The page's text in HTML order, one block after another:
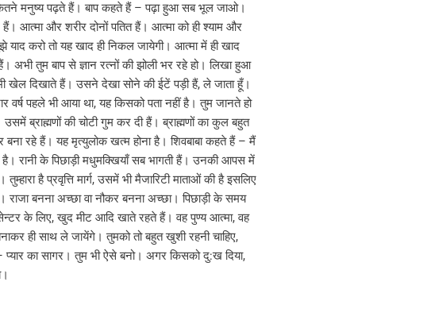
कितने मनुष्य पढ़ते हैं। बाप कहते हैं – पढ़ा हुआ सब भूल जाओ।
आत्मा और शरीर दोनों पतित हैं। आत्मा को ही श्याम और
याद करो तो यह खाद ही निकल जायेगी। आत्मा में ही खाद
अभी तुम बाप से ज्ञान रत्नों की झोली भर रहे हो। लिखा हुआ
भी खेल दिखाते हैं। उसने देखा सोने की ईटें पड़ी हैं, ले जाता हूँ।
वर्ष पहले भी आया था, यह किसको पता नहीं है। तुम जानते हो
ब्राह्मणों की चोटी गुम कर दी हैं। ब्राह्मणों का कुल बहुत
रहे हैं। यह मृत्युलोक खत्म होना है। शिवबाबा कहते हैं – मैं
रानी के पिछाड़ी मधुमक्खियाँ सब भागती हैं। उनकी आपस में
है प्रवृत्ति मार्ग, उसमें भी मैजारिटी माताओं की है इसलिए
राजा बनना अच्छा वा नौकर बनना अच्छा। पिछाड़ी के समय
के लिए, खुद मीट आदि खाते रहते हैं। वह पुण्य आत्मा, वह
ही साथ ले जायेंगे। तुमको तो बहुत खुशी रहनी चाहिए,
– प्यार का सागर। तुम भी ऐसे बनो। अगर किसको दु:ख दिया,